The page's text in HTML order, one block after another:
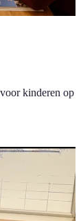
kinderen op